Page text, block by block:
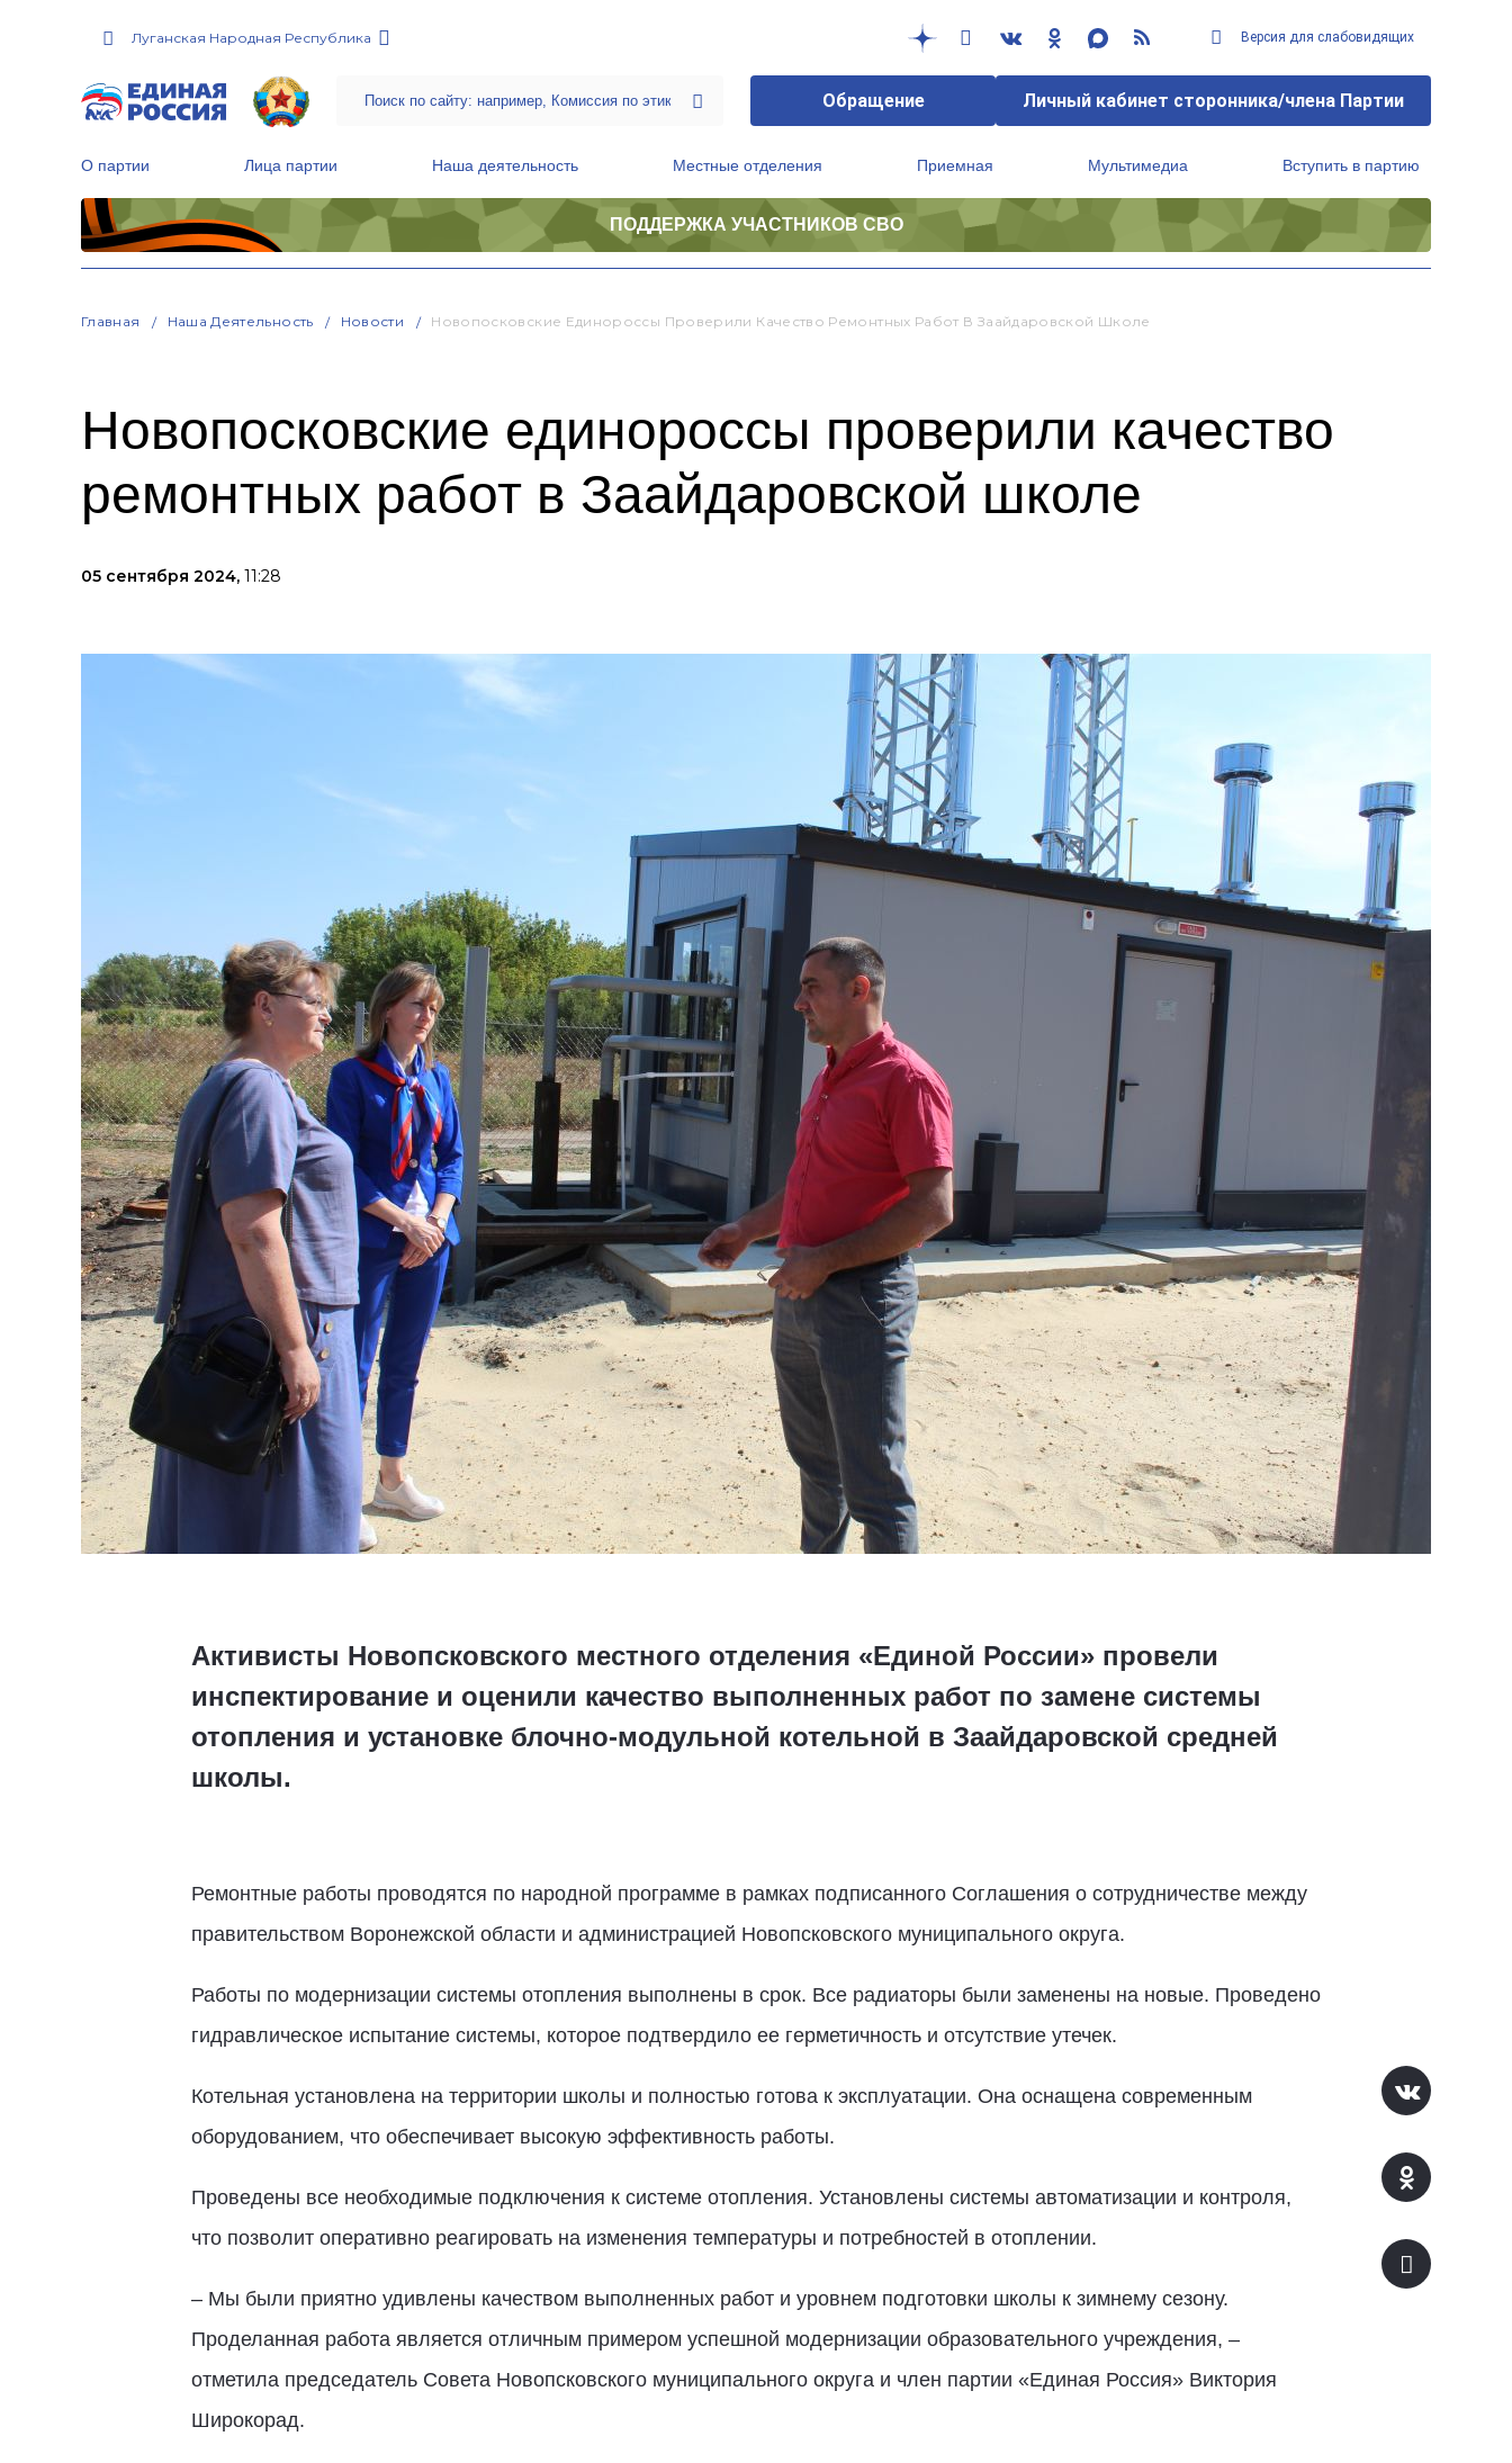
Луганская Народная Республика Версия для слабовидящих
Обращение Личный кабинет сторонника/члена Партии
О партии Лица партии Наша деятельность Местные отделения Приемная Мультимедиа Вступить в партию
ПОДДЕРЖКА УЧАСТНИКОВ СВО
Главная Наша Деятельность Новости Новопосковские Единороссы Проверили Качество Ремонтных Работ В Заайдаровской Школе
Новопосковские единороссы проверили качество
ремонтных работ в Заайдаровской школе
05 сентября 2024, 11:28
Активисты Новопсковского местного отделения «Единой России» провели
инспектирование и оценили качество выполненных работ по замене системы
отопления и установке блочно-модульной котельной в Заайдаровской средней
школы.
Ремонтные работы проводятся по народной программе в рамках подписанного Соглашения о сотрудничестве между
правительством Воронежской области и администрацией Новопсковского муниципального округа.
Работы по модернизации системы отопления выполнены в срок. Все радиаторы были заменены на новые. Проведено
гидравлическое испытание системы, которое подтвердило ее герметичность и отсутствие утечек.
Котельная установлена на территории школы и полностью готова к эксплуатации. Она оснащена современным
оборудованием, что обеспечивает высокую эффективность работы.
Проведены все необходимые подключения к системе отопления. Установлены системы автоматизации и контроля,
что позволит оперативно реагировать на изменения температуры и потребностей в отоплении.
– Мы были приятно удивлены качеством выполненных работ и уровнем подготовки школы к зимнему сезону.
Проделанная работа является отличным примером успешной модернизации образовательного учреждения, –
отметила председатель Совета Новопсковского муниципального округа и член партии «Единая Россия» Виктория
Широкорад.